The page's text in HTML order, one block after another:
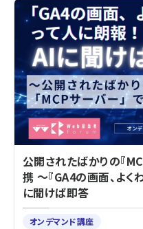
公開されたばかりの『
携 ～『GA4の画面、よく
に聞けば即答
オンデマンド講座